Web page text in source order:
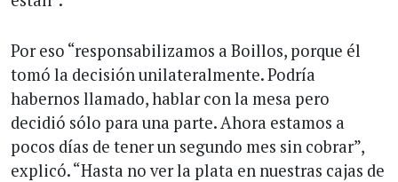
Por eso “responsabilizamos a Boillos, porque él
tomó la decisión unilateralmente. Podría
habernos llamado, hablar con la mesa pero
decidió sólo para una parte. Ahora estamos a
pocos días de tener un segundo mes sin cobrar”,
explicó. “Hasta no ver la plata en nuestras cajas de